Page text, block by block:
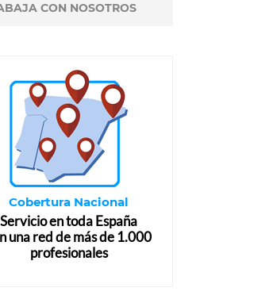
CON NOSOTROS
Cobertura Nacional
Servicio en toda España
una red de más de 1.000
profesionales